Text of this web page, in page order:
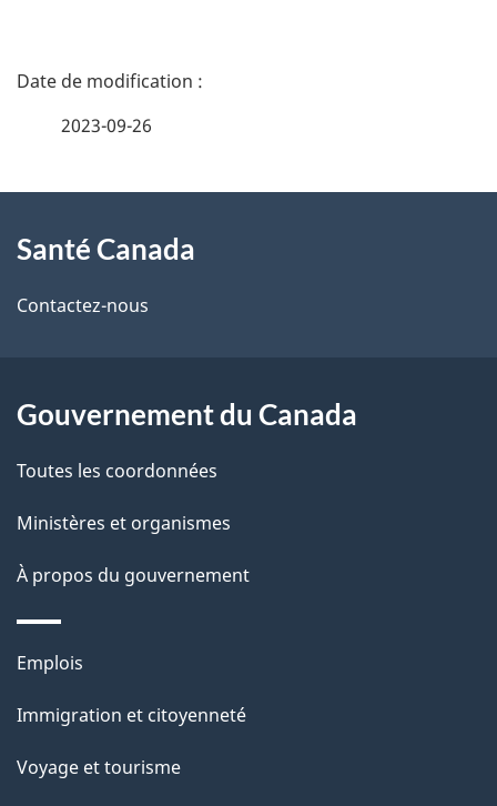
D
i
l
d
e
p
a
2023-09-26
propos
de
site
Santé Canada
Contactez-nous
Gouvernement du Canada
Toutes les coordonnées
Ministères et organismes
À propos du gouvernement
Thèmes
sujets
Emplois
Immigration et citoyenneté
Voyage et tourisme